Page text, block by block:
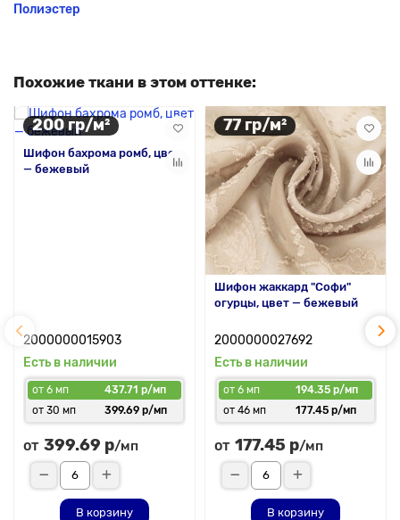
Полиэстер
Похожие ткани в этом оттенке:
200 гр/м²
Шифон бахрома ромб, цвет
— бежевый
2000000015903
Есть в наличии
от 6 мп
437.71 р/мп
от 30 мп
399.69 р/мп
от 399.69 р/мп
В корзину
77 гр/м²
Шифон жаккард "Софи"
огурцы, цвет — бежевый
2000000027692
Есть в наличии
от 6 мп
194.35 р/мп
от 46 мп
177.45 р/мп
от 177.45 р/мп
В корзину